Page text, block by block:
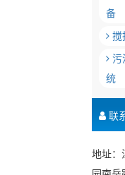
备
搅
污
统
联
地址：